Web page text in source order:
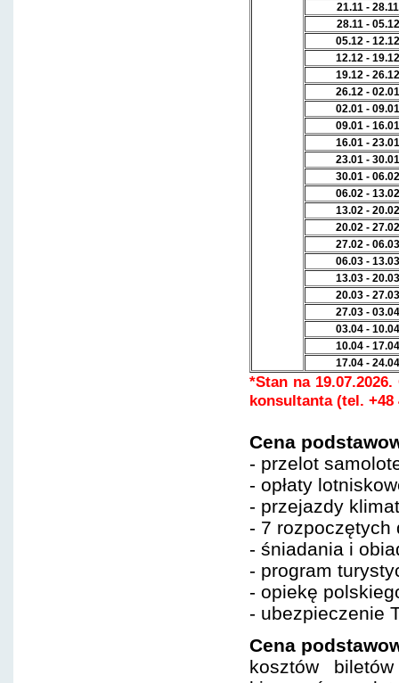
21.11 -
28.11 -
05.12 -
12.12 -
19.12 -
26.12 -
02.01 -
09.01 -
16.01 -
23.01 -
30.01 -
06.02 -
13.02 -
20.02 -
27.02 -
06.03 -
13.03 -
20.03 -
27.03 -
03.04 -
10.04 -
17.04 -
*Stan na
konsultanta (tel. +48
Cena
- przelot
- opłaty
- przejazdy
- 7 rozpoczętych
- śniadania i
- program
- opiekę
- ubezpieczenie
Cena
kosztów